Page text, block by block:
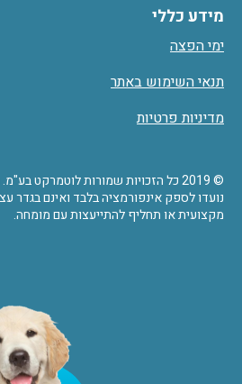
מידע כללי
ימי הפצה
תנאי השימוש באתר
מדיניות פרטיות
© 2019 כל הזכויות שמורות לוטמרקט
נועדו לספק אינפורמציה בלבד ואינם בגדר
מקצועית או תחליף להתייעצות עם מומחה.